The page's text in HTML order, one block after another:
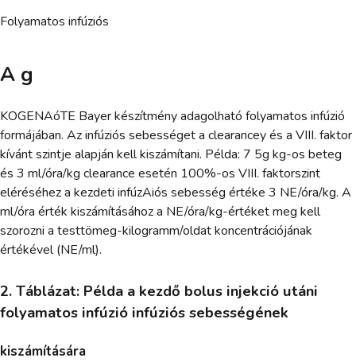
Folyamatos infúziós
A g
KOGENAóTE Bayer készítmény adagolható folyamatos infúzió
formájában. Az infúziós sebességet a clearancey és a VIII. faktor
kívánt szintje alapján kell kiszámítani. Példa: 7 5g kg-os beteg
és 3 ml/óra/kg clearance esetén 100%-os VIII. faktorszint
eléréséhez a kezdeti infúzAiós sebesség értéke 3 NE/óra/kg. A
ml/óra érték kiszámításához a NE/óra/kg-értéket meg kell
szorozni a testtömeg-kilogramm/oldat koncentrációjának
értékével (NE/ml).
2. Táblázat: Példa a kezdő bolus injekció utáni
folyamatos infúzió infúziós sebességének
kiszámítására